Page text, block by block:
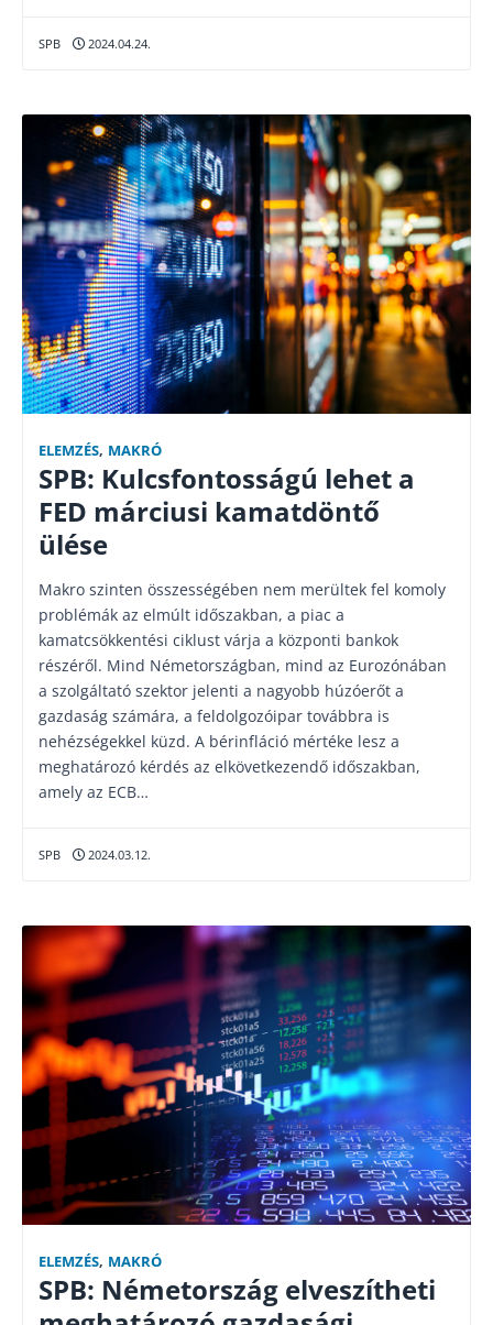
SPB 2024.04.24.
ELEMZÉS, MAKRÓ
SPB: Kulcsfontosságú lehet a
FED márciusi kamatdöntő
ülése
Makro szinten összességében nem merültek fel komoly
problémák az elmúlt időszakban, a piac a
kamatcsökkentési ciklust várja a központi bankok
részéről. Mind Németországban, mind az Eurozónában
a szolgáltató szektor jelenti a nagyobb húzóerőt a
gazdaság számára, a feldolgozóipar továbbra is
nehézségekkel küzd. A bérinfláció mértéke lesz a
meghatározó kérdés az elkövetkezendő időszakban,
amely az ECB…
SPB 2024.03.12.
ELEMZÉS, MAKRÓ
SPB: Németország elveszítheti